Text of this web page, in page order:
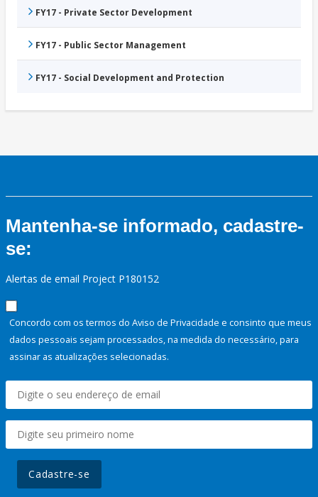
FY17 - Private Sector Development
FY17 - Public Sector Management
FY17 - Social Development and Protection
Mantenha-se informado, cadastre-
se:
Alertas de email Project P180152
Concordo com os termos do Aviso de Privacidade e consinto que meus
dados pessoais sejam processados, na medida do necessário, para
assinar as atualizações selecionadas.
Cadastre-se